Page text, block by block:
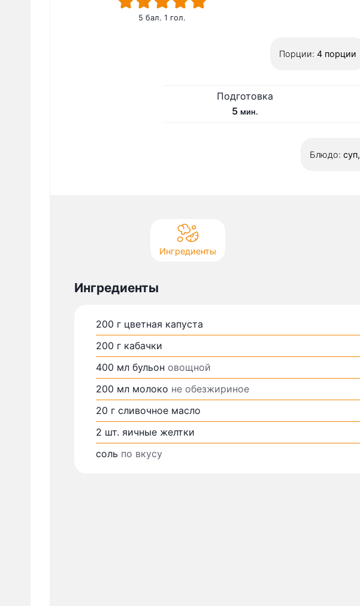
5 бал. 1 гол.
Порции: 4 порции
Подготовка
5ммин.
Блюдо:
Ингредиенты
Ингредиенты
200 г цветная капуста
200 г кабачки
400 мл бульон овощной
200 мл молоко не обезжириное
20 г сливочное масло
2 шт. яичные желтки
соль по вкусу